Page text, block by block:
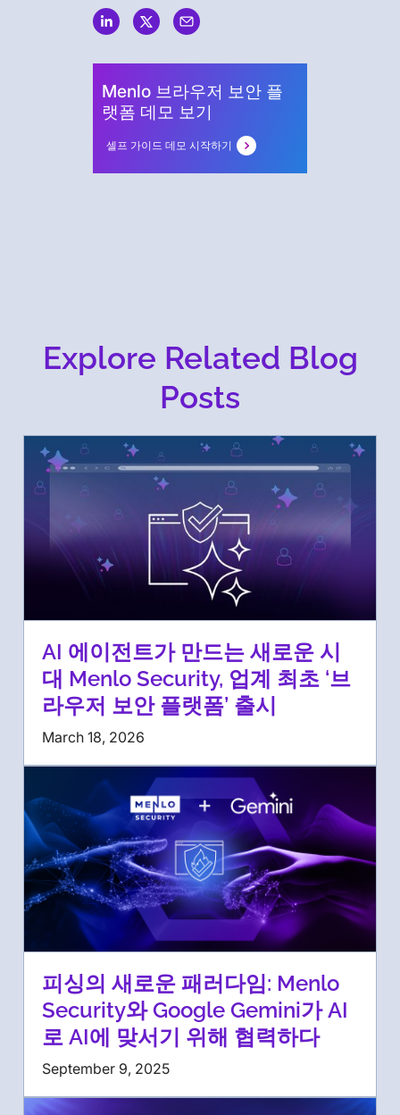
Menlo 브라우저 보안 플
랫폼 데모 보기
셀프 가이드 데모 시작하기
Explore Related Blog
Posts
AI 에이전트가 만드는 새로운 시
대 Menlo Security, 업계 최초 ‘브
라우저 보안 플랫폼’ 출시
March 18, 2026
피싱의 새로운 패러다임: Menlo
Security와 Google Gemini가 AI
로 AI에 맞서기 위해 협력하다
September 9, 2025